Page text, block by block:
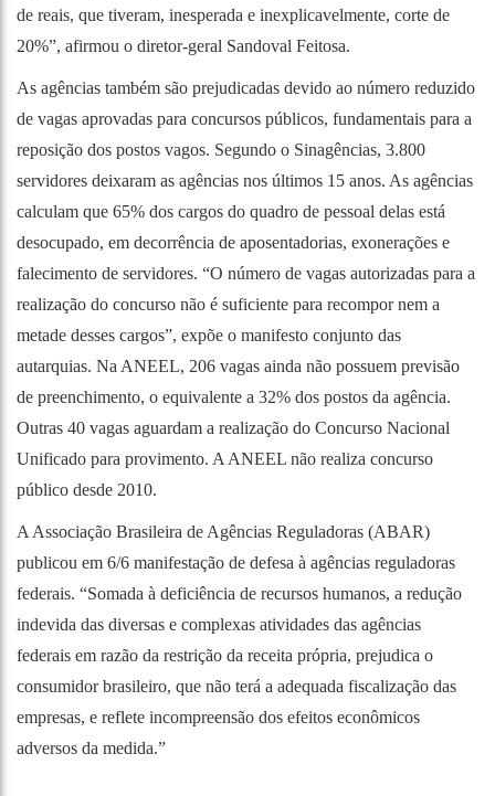
de reais, que tiveram, inesperada e inexplicavelmente, corte de
20%”, afirmou o diretor-geral Sandoval Feitosa.
As agências também são prejudicadas devido ao número reduzido
de vagas aprovadas para concursos públicos, fundamentais para a
reposição dos postos vagos. Segundo o Sinagências, 3.800
servidores deixaram as agências nos últimos 15 anos. As agências
calculam que 65% dos cargos do quadro de pessoal delas está
desocupado, em decorrência de aposentadorias, exonerações e
falecimento de servidores. “O número de vagas autorizadas para a
realização do concurso não é suficiente para recompor nem a
metade desses cargos”, expõe o manifesto conjunto das
autarquias. Na ANEEL, 206 vagas ainda não possuem previsão
de preenchimento, o equivalente a 32% dos postos da agência.
Outras 40 vagas aguardam a realização do Concurso Nacional
Unificado para provimento. A ANEEL não realiza concurso
público desde 2010.
A Associação Brasileira de Agências Reguladoras (ABAR)
publicou em 6/6 manifestação de defesa à agências reguladoras
federais. “Somada à deficiência de recursos humanos, a redução
indevida das diversas e complexas atividades das agências
federais em razão da restrição da receita própria, prejudica o
consumidor brasileiro, que não terá a adequada fiscalização das
empresas, e reflete incompreensão dos efeitos econômicos
adversos da medida.”